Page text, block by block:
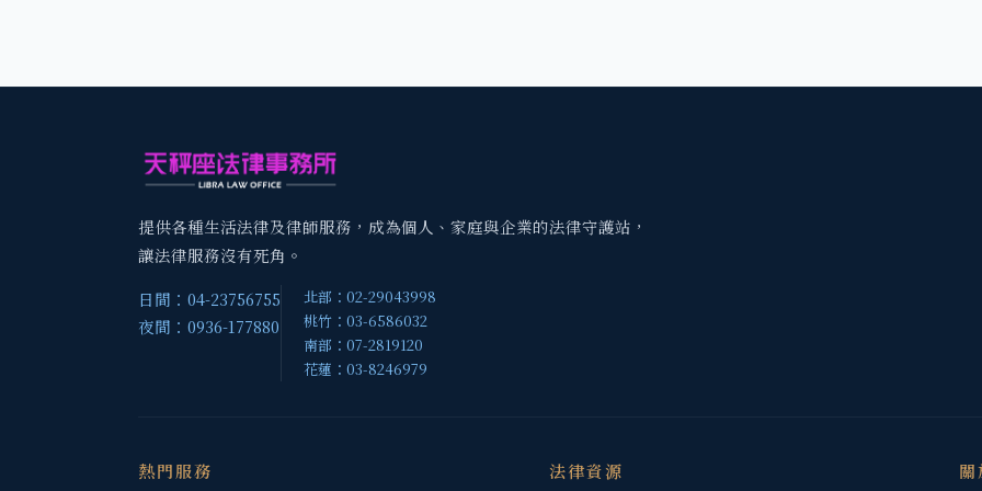
提供各種生活法律及律師服務，成為個人、家庭與企業的法律守護站，
讓法律服務沒有死角。
日間：04-23756755
夜間：0936-177880
北部：02-29043998
桃竹：03-6586032
南部：07-2819120
花蓮：03-8246979
熱門服務 法律資源